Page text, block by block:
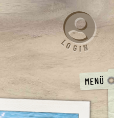
MENÜ
LOG IN